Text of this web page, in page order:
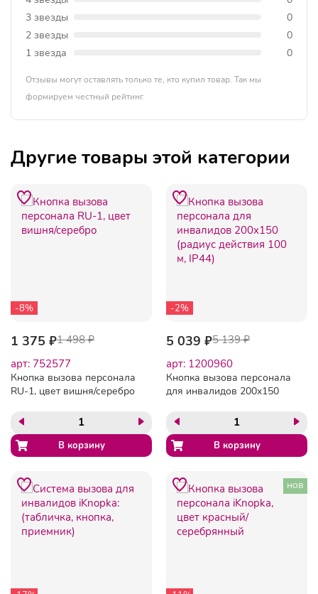
3 звезды
0
2 звезды
0
1 звезда
0
Отзывы могут оставлять только те, кто купил товар. Так мы
формируем честный рейтинг.
Другие товары этой категории
-8%
1 375 ₽1 498 ₽
арт: 752577
Кнопка вызова персонала
RU-1, цвет вишня/серебро
-2%
5 039 ₽5 139 ₽
арт: 1200960
Кнопка вызова персонала
для инвалидов 200x150
IP44)
нов